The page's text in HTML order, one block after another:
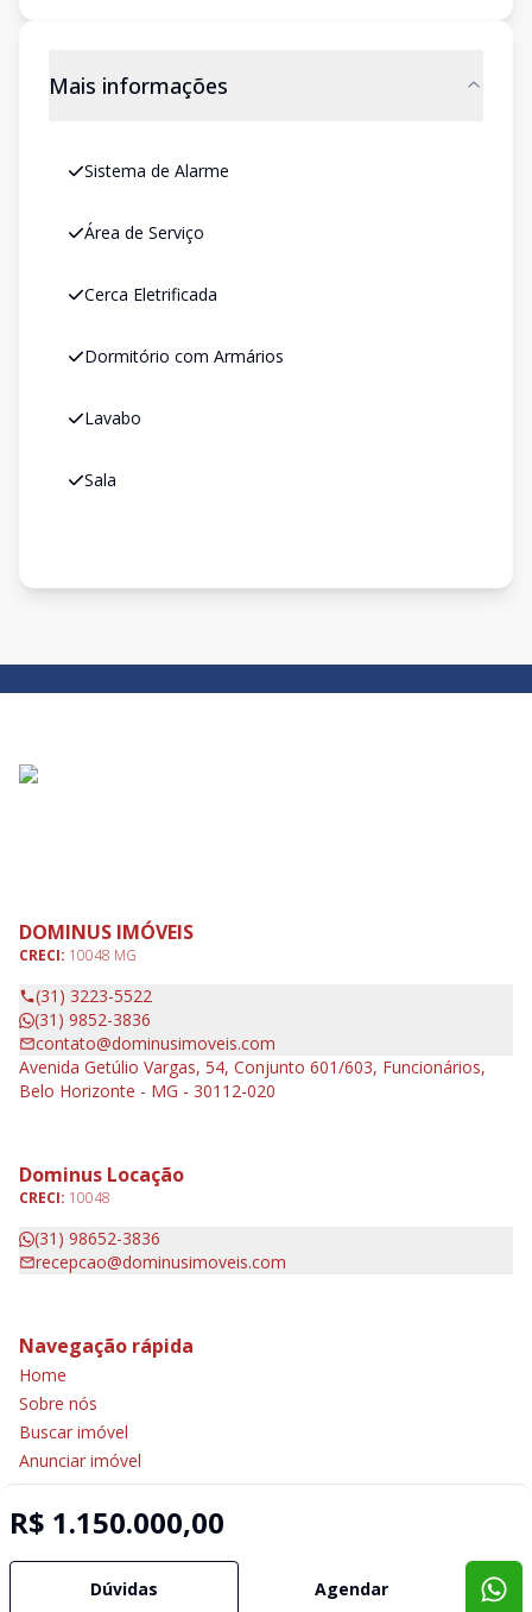
Mais informações
Sistema de Alarme
Área de Serviço
Cerca Eletrificada
Dormitório com Armários
Lavabo
Sala
R$ 1.150.000,00
Dúvidas Agendar
DOMINUS IMÓVEIS
CRECI: 10048 MG
(31) 3223-5522
(31) 9852-3836
contato@dominusimoveis.com
Avenida Getúlio Vargas, 54, Conjunto 601/603, Funcionários,
Belo Horizonte - MG - 30112-020
Dominus Locação
CRECI: 10048
(31) 98652-3836
recepcao@dominusimoveis.com
Navegação rápida
Home
Sobre nós
Buscar imóvel
Anunciar imóvel
Contato
Imobiliária Certificada:
Selo de Tecnologia Loft